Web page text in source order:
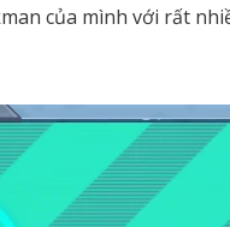
của mình với rất